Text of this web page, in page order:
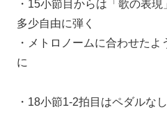
・15小節目からは「歌の表
多少自由に弾く
・メトロノームに合わせた
に
・18小節1-2拍目はペダルな